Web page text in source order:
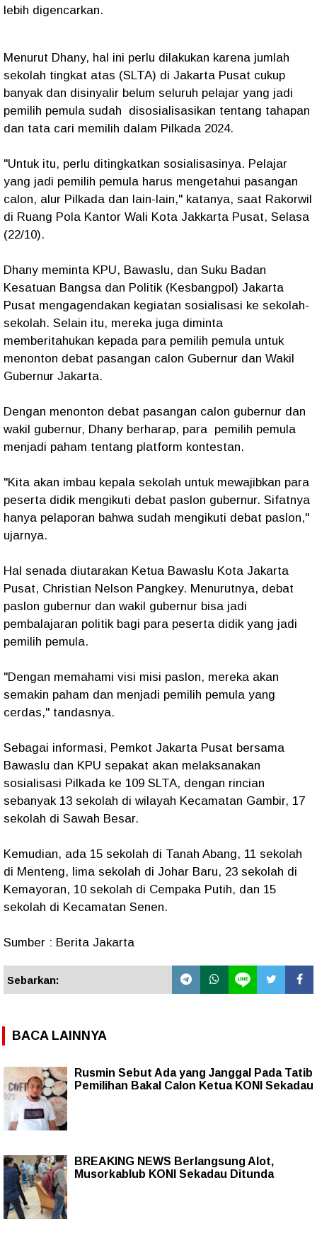
lebih digencarkan.
Menurut Dhany, hal ini perlu dilakukan karena jumlah
sekolah tingkat atas (SLTA) di Jakarta Pusat cukup
banyak dan disinyalir belum seluruh pelajar yang jadi
pemilih pemula sudah disosialisasikan tentang tahapan
dan tata cari memilih dalam Pilkada 2024.
"Untuk itu, perlu ditingkatkan sosialisasinya. Pelajar
yang jadi pemilih pemula harus mengetahui pasangan
calon, alur Pilkada dan lain-lain," katanya, saat Rakorwil
di Ruang Pola Kantor Wali Kota Jakkarta Pusat, Selasa
(22/10).
Dhany meminta KPU, Bawaslu, dan Suku Badan
Kesatuan Bangsa dan Politik (Kesbangpol) Jakarta
Pusat mengagendakan kegiatan sosialisasi ke sekolah-
sekolah. Selain itu, mereka juga diminta
memberitahukan kepada para pemilih pemula untuk
menonton debat pasangan calon Gubernur dan Wakil
Gubernur Jakarta.
Dengan menonton debat pasangan calon gubernur dan
wakil gubernur, Dhany berharap, para pemilih pemula
menjadi paham tentang platform kontestan.
"Kita akan imbau kepala sekolah untuk mewajibkan para
peserta didik mengikuti debat paslon gubernur. Sifatnya
hanya pelaporan bahwa sudah mengikuti debat paslon,"
ujarnya.
Hal senada diutarakan Ketua Bawaslu Kota Jakarta
Pusat, Christian Nelson Pangkey. Menurutnya, debat
paslon gubernur dan wakil gubernur bisa jadi
pembalajaran politik bagi para peserta didik yang jadi
pemilih pemula.
"Dengan memahami visi misi paslon, mereka akan
semakin paham dan menjadi pemilih pemula yang
cerdas," tandasnya.
Sebagai informasi, Pemkot Jakarta Pusat bersama
Bawaslu dan KPU sepakat akan melaksanakan
sosialisasi Pilkada ke 109 SLTA, dengan rincian
sebanyak 13 sekolah di wilayah Kecamatan Gambir, 17
sekolah di Sawah Besar.
Kemudian, ada 15 sekolah di Tanah Abang, 11 sekolah
di Menteng, lima sekolah di Johar Baru, 23 sekolah di
Kemayoran, 10 sekolah di Cempaka Putih, dan 15
sekolah di Kecamatan Senen.
Sumber : Berita Jakarta
Sebarkan:
BACA LAINNYA
Rusmin Sebut Ada yang Janggal Pada Tatib
Pemilihan Bakal Calon Ketua KONI Sekadau
BREAKING NEWS Berlangsung Alot,
Musorkablub KONI Sekadau Ditunda